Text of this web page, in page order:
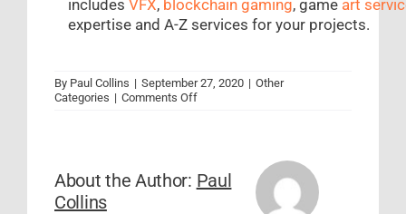
includes VFX, blockchain gaming, game art
expertise and A-Z services for your projects.
By Paul Collins | September 27, 2020 | Other
Categories | Comments Offon
usarlo
About the Author: Paul
Collins